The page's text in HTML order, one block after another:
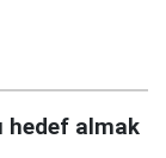
hedef almak